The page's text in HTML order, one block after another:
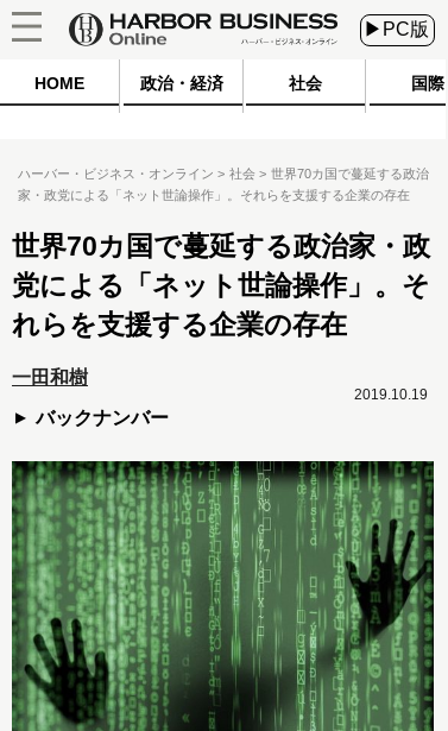
▶PC版
HOME 政治・経済 社会 国際
ハーバー・ビジネス・オンライン 社会
世界70カ国で蔓延する政治
家・政党による「ネット世論操作」。それらを支援する企業の存在
世界70カ国で蔓延する政治家・政
党による「ネット世論操作」。そ
れらを支援する企業の存在
一田和樹
バックナンバー
2019.10.19